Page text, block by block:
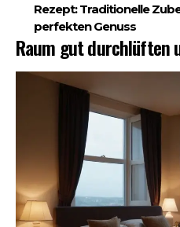
Rezept: Traditionelle
perfekten Genuss
Raum gut durchlüften